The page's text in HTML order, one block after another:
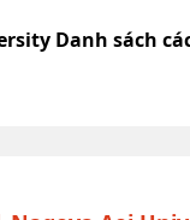
Danh sách